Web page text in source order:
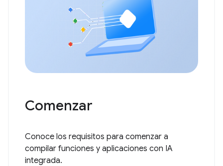
Comenzar
Conoce los requisitos para comenzar a
compilar funciones y aplicaciones con IA
integrada.